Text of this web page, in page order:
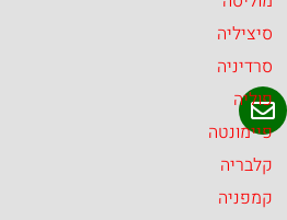
סיציליה
סרדיניה
פוליה
פיימונטה
קלבריה
קמפניה